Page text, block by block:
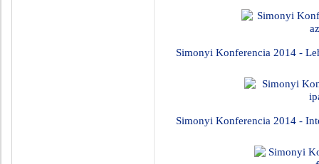
Simonyi Konferencia 2014 -
Simonyi Konferencia 2014 -